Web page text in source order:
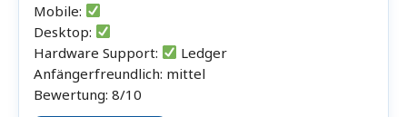
Mobile:
Desktop:
Hardware Support:
Ledger
Anfängerfreundlich: mittel
Bewertung: 8/10